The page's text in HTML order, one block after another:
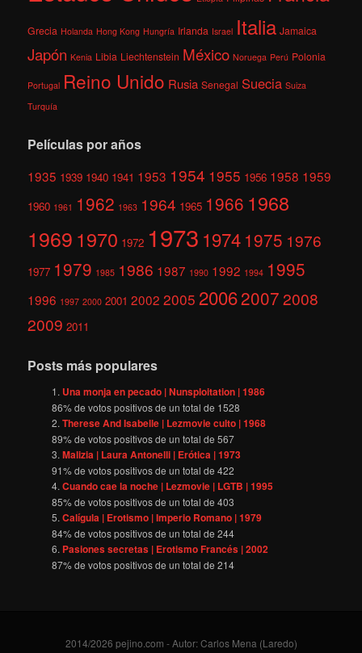
Grecia Holanda Hong Kong Hungría Irlanda Israel Italia Jamaica
Japón Kenia Libia Liechtenstein México Noruega Perú Polonia
Portugal Reino Unido Rusia Senegal Suecia Suiza
Turquía
Películas por años
1935 1939 1940 1941 1953 1954 1955 1956 1958 1959
1960 1961 1962 1963 1964 1965 1966 1968
1969 1970 1972 1973 1974 1975 1976
1977 1979 1985 1986 1987 1990 1992 1994 1995
1996 1997 2000 2001 2002 2005 200620072008
2009 2011
Posts más populares
Una monja en pecado | Nunsploitation | 1986
86% de votos positivos de un total de 1528
Therese And Isabelle | Lezmovie culto | 1968
89% de votos positivos de un total de567
Malizia | Laura Antonelli | Erótica | 1973
91% de votos positivos de un total de422
Cuando cae la noche | Lezmovie | LGTB | 1995
85% de votos positivos de un total de403
Calígula | Erotismo | Imperio Romano | 1979
84% de votos positivos de un total de244
Pasiones secretas | Erotismo Francés | 2002
87% de votos positivos de un total de214
2014/2026 pejino.com - Autor: Carlos Mena (Laredo)